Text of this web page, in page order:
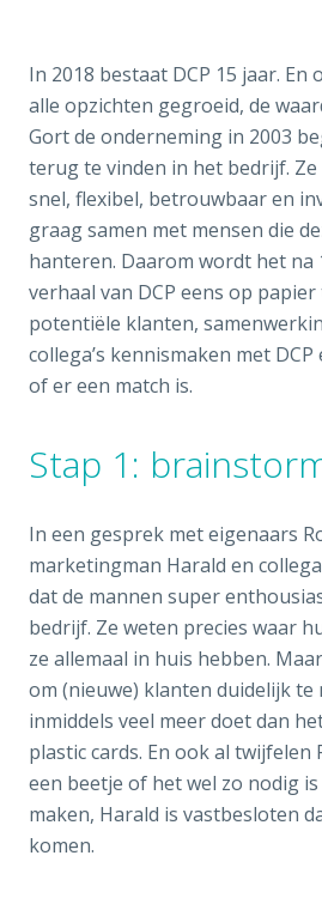
In 2018 bestaat DCP 15 jaar.
alle opzichten gegroeid, de
Gort de onderneming in 2003
terug te vinden in het bedrijf.
snel, flexibel, betrouwbaar en
graag samen met mensen die
hanteren. Daarom wordt het na
verhaal van DCP eens op
potentiële klanten,
collega’s kennismaken met
of er een match is.
Stap 1:
In een gesprek met eigenaars
marketingman Harald en
dat de mannen super
bedrijf. Ze weten precies waar
ze allemaal in huis hebben.
om (nieuwe) klanten duidelijk te
inmiddels veel meer doet dan
plastic cards. En ook al twijfelen
een beetje of het wel zo nodig
maken, Harald is vastbesloten
komen.